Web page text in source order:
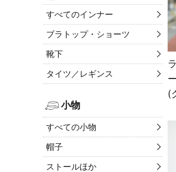
すべてのインナー
ブラトップ・ショーツ
靴下
タイツ／レギンス
小物
すべての小物
帽子
ストールほか
(